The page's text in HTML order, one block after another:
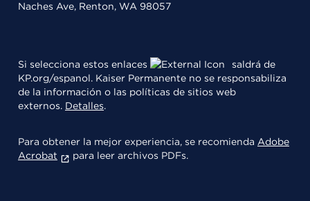
Naches Ave, Renton, WA 98057
Si selecciona estos enlaces
saldrá de
KP.org/espanol. Kaiser Permanente no se responsabiliza
de la información o las políticas de sitios web
externos. Detalles.
Para obtener la mejor experiencia, se recomienda Adobe
Acrobat
para leer archivos PDFs.